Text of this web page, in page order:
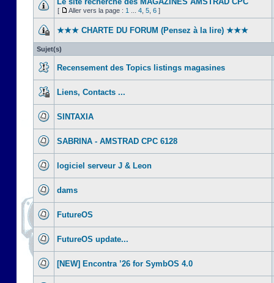
[ Aller vers la page : 1 4 5 6 ]
★★★ CHARTE DU FORUM (Pensez à la lire) ★★★
Sujet(s)
Recensement des Topics listings magasines
Liens, Contacts ...
SINTAXIA
SABRINA - AMSTRAD CPC 6128
logiciel serveur J & Leon
dams
FutureOS
FutureOS update...
[NEW] Encontra ’26 for SymbOS 4.0